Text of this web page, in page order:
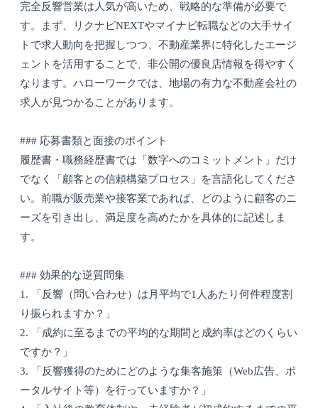
完全反響営業は人気が高いため、戦略的な準備が必要で
す。まず、リクナビNEXTやマイナビ転職などの大手サイ
トで求人動向を把握しつつ、不動産業界に特化したエージ
ェントを活用することで、非公開の優良店情報を得やすく
なります。ハローワークでは、地場の有力な不動産会社の
求人が見つかることがあります。
### 応募書類と面接のポイント
履歴書・職務経歴書では「数字へのコミットメント」だけ
でなく「顧客との信頼構築プロセス」を言語化してくださ
い。前職が販売業や接客業であれば、どのように顧客のニ
ーズを引き出し、満足度を高めたかを具体的に記述しま
す。
### 効果的な逆質問集
1. 「反響（問い合わせ）は月平均で1人あたり何件程度割
り振られますか？」
2. 「成約に至るまでの平均的な期間と成約率はどのくらい
ですか？」
3. 「反響獲得のためにどのような集客施策（Web広告、ポ
ータルサイト等）を行っていますか？」